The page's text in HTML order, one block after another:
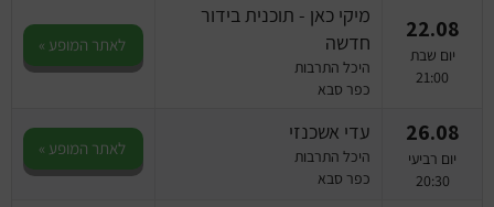
22.08
יום שבת
21:00
מיקי כאן - תוכנית בידור
חדשה
היכל התרבות
כפר סבא
לאתר המופע »
26.08
יום רביעי
20:30
עדי אשכנזי
היכל התרבות
כפר סבא
לאתר המופע »